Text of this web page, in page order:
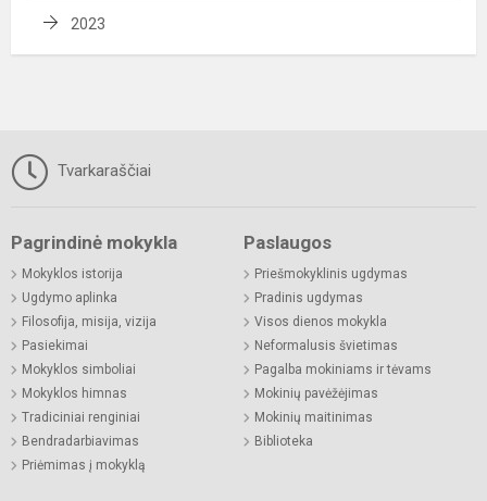
2023
Tvarkaraščiai
Pagrindinė mokykla
Mokyklos istorija
Ugdymo aplinka
Filosofija, misija, vizija
Pasiekimai
Mokyklos simboliai
Mokyklos himnas
Tradiciniai renginiai
Bendradarbiavimas
Priėmimas į mokyklą
Paslaugos
Priešmokyklinis ugdymas
Pradinis ugdymas
Visos dienos mokykla
Neformalusis švietimas
Pagalba mokiniams ir tėvams
Mokinių pavėžėjimas
Mokinių maitinimas
Biblioteka